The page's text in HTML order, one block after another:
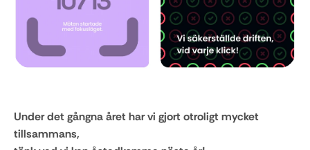
Under det gångna året har vi gjort otroligt mycket
tillsammans,